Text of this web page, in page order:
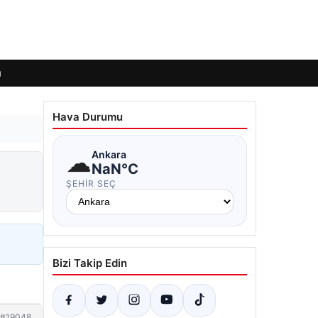
Hava Durumu
☁Ankara
NaN°C
ŞEHIR SEÇ
Bizi Takip Edin